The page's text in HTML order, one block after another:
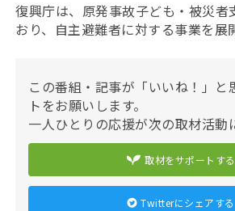
復興庁は、原発事故子ども・被災者
おり、自主避難者に対する事業を展
この番組・記事が「いいね！」と
トをお願いします。
一人ひとりの応援が次の取材活動
取材をサポートする
Twitterにシェアする